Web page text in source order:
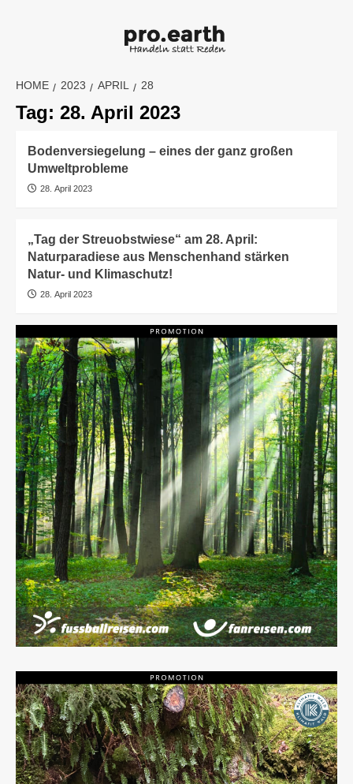
HOME 2023 APRIL 28
Tag: 28. April 2023
Bodenversiegelung – eines der ganz großen
Umweltprobleme
28. April 2023
„Tag der Streuobstwiese“ am 28. April:
Naturparadiese aus Menschenhand stärken
Natur- und Klimaschutz!
28. April 2023